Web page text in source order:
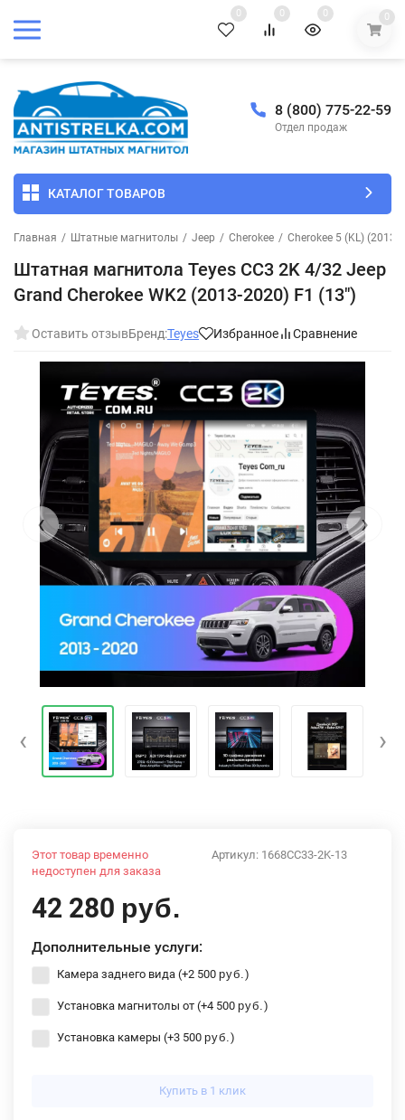
0 0 0 0
8 (800) 775-22-59
Отдел продаж
КАТАЛОГ ТОВАРОВ
Главная / Штатные магнитолы / Jeep / Cherokee / Cherokee 5 (KL) (2013-
Штатная магнитола Teyes CC3 2K 4/32 Jeep
Grand Cherokee WK2 (2013-2020) F1 (13")
Оставить отзывБренд:Teyes Избранное Сравнение
‹ ›
‹ ›
Артикул: 1668CC33-2K-13
Этот товар временно
недоступен для заказа
42 280 руб.
Дополнительные услуги:
Камера заднего вида (+2 500 руб. )
Установка магнитолы от (+4 500 руб. )
Установка камеры (+3 500 руб. )
Купить в 1 клик